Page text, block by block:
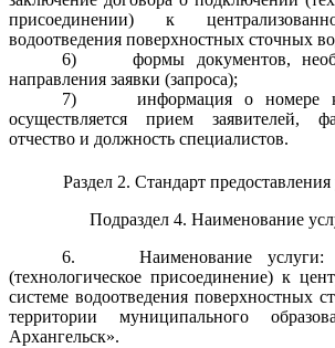
присоединении) к
водоотведения поверхностных сточных
6)
формы документов,
направления заявки (запроса);
7)
информация о номере
осуществляется прием заявителей,
отчество и должность специалистов.
Раздел 2. Стандарт предоставления
Подраздел 4. Наименование
6.
Наименование услуги:
(технологическое присоединение) к
системе водоотведения поверхностных
территории муниципального
Архангельск».